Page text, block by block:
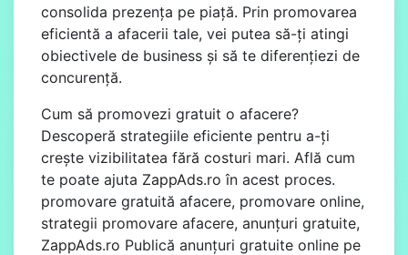
consolida prezența pe piață. Prin promovarea
eficientă a afacerii tale, vei putea să-ți atingi
obiectivele de business și să te diferențiezi de
concurență.
Cum să promovezi gratuit o afacere?
Descoperă strategiile eficiente pentru a-ți
crește vizibilitatea fără costuri mari. Află cum
te poate ajuta ZappAds.ro în acest proces.
promovare gratuită afacere, promovare online,
strategii promovare afacere, anunțuri gratuite,
ZappAds.ro Publică anunțuri gratuite online pe